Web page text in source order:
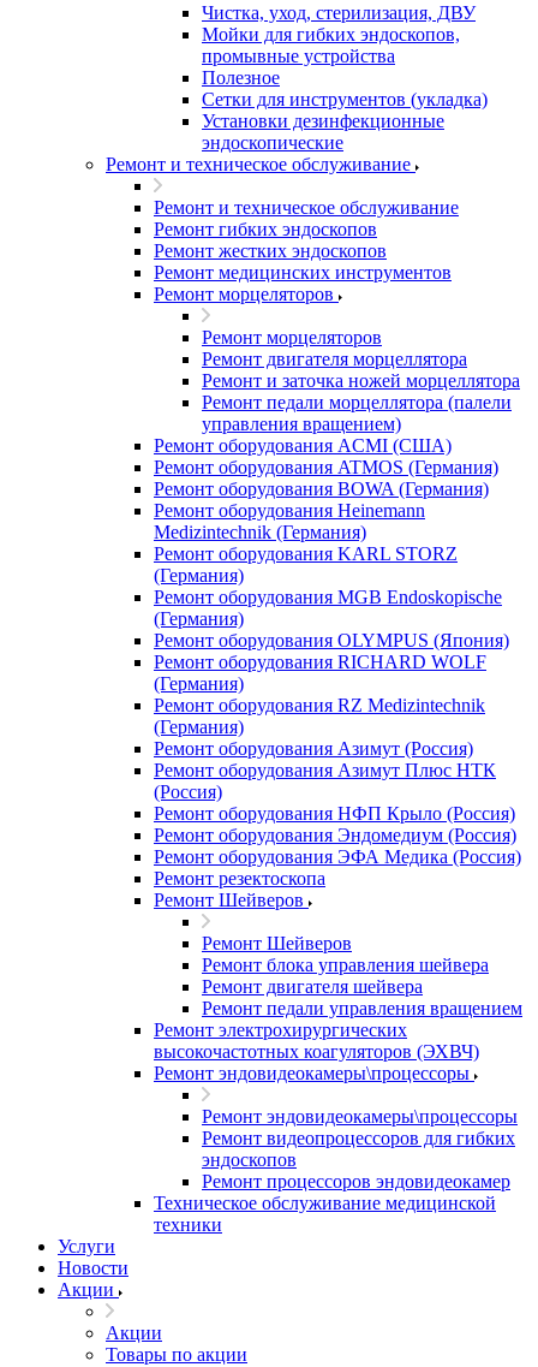
Чистка, уход, стерилизация, ДВУ
Мойки для гибких эндоскопов,
промывные устройства
Полезное
Сетки для инструментов (укладка)
Установки дезинфекционные
эндоскопические
Ремонт и техническое обслуживание
Ремонт и техническое обслуживание
Ремонт гибких эндоскопов
Ремонт жестких эндоскопов
Ремонт медицинских инструментов
Ремонт морцеляторов
Ремонт морцеляторов
Ремонт двигателя морцеллятора
Ремонт и заточка ножей морцеллятора
Ремонт педали морцеллятора (палели
управления вращением)
Ремонт оборудования ACMI (США)
Ремонт оборудования ATMOS (Германия)
Ремонт оборудования BOWA (Германия)
Ремонт оборудования Heinemann
Medizintechnik (Германия)
Ремонт оборудования KARL STORZ
(Германия)
Ремонт оборудования MGB Endoskopische
(Германия)
Ремонт оборудования OLYMPUS (Япония)
Ремонт оборудования RICHARD WOLF
(Германия)
Ремонт оборудования RZ Medizintechnik
(Германия)
Ремонт оборудования Азимут (Россия)
Ремонт оборудования Азимут Плюс НТК
(Россия)
Ремонт оборудования НФП Крыло (Россия)
Ремонт оборудования Эндомедиум (Россия)
Ремонт оборудования ЭФА Медика (Россия)
Ремонт резектоскопа
Ремонт Шейверов
Ремонт Шейверов
Ремонт блока управления шейвера
Ремонт двигателя шейвера
Ремонт педали управления вращением
Ремонт электрохирургических
высокочастотных коагуляторов (ЭХВЧ)
Ремонт эндовидеокамеры\процессоры
Ремонт эндовидеокамеры\процессоры
Ремонт видеопроцессоров для гибких
эндоскопов
Ремонт процессоров эндовидеокамер
Техническое обслуживание медицинской
техники
Услуги
Новости
Акции
Акции
Товары по акции